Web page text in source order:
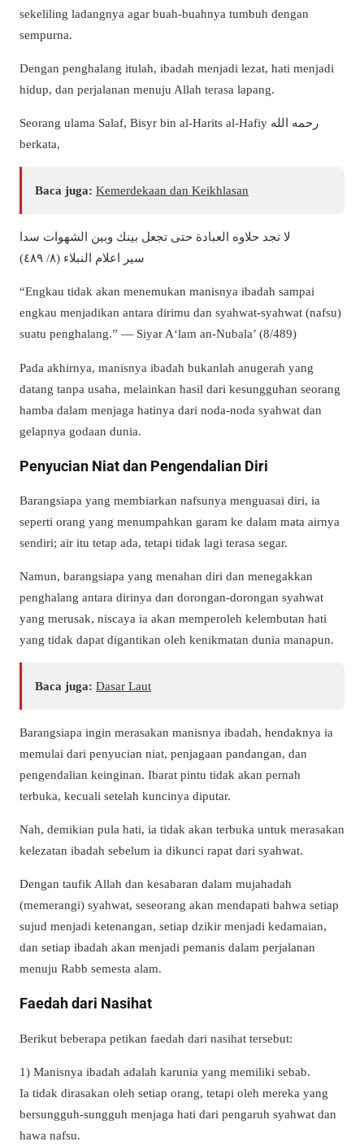
sekeliling ladangnya agar buah-buahnya tumbuh dengan
sempurna.
Dengan penghalang itulah, ibadah menjadi lezat, hati menjadi
hidup, dan perjalanan menuju Allah terasa lapang.
Seorang ulama Salaf, Bisyr bin al-Harits al-Hafiy رحمه الله
berkata,
Baca juga: Kemerdekaan dan Keikhlasan
لا تجد حلاوه العبادة حتى تجعل بينك وبين الشهوات سدا
سير اعلام النبلاء (٨/ ٤٨٩)
“Engkau tidak akan menemukan manisnya ibadah sampai
engkau menjadikan antara dirimu dan syahwat-syahwat (nafsu)
suatu penghalang.” — Siyar A‘lam an-Nubala’ (8/489)
Pada akhirnya, manisnya ibadah bukanlah anugerah yang
datang tanpa usaha, melainkan hasil dari kesungguhan seorang
hamba dalam menjaga hatinya dari noda-noda syahwat dan
gelapnya godaan dunia.
Penyucian Niat dan Pengendalian Diri
Barangsiapa yang membiarkan nafsunya menguasai diri, ia
seperti orang yang menumpahkan garam ke dalam mata airnya
sendiri; air itu tetap ada, tetapi tidak lagi terasa segar.
Namun, barangsiapa yang menahan diri dan menegakkan
penghalang antara dirinya dan dorongan-dorongan syahwat
yang merusak, niscaya ia akan memperoleh kelembutan hati
yang tidak dapat digantikan oleh kenikmatan dunia manapun.
Baca juga: Dasar Laut
Barangsiapa ingin merasakan manisnya ibadah, hendaknya ia
memulai dari penyucian niat, penjagaan pandangan, dan
pengendalian keinginan. Ibarat pintu tidak akan pernah
terbuka, kecuali setelah kuncinya diputar.
Nah, demikian pula hati, ia tidak akan terbuka untuk merasakan
kelezatan ibadah sebelum ia dikunci rapat dari syahwat.
Dengan taufik Allah dan kesabaran dalam mujahadah
(memerangi) syahwat, seseorang akan mendapati bahwa setiap
sujud menjadi ketenangan, setiap dzikir menjadi kedamaian,
dan setiap ibadah akan menjadi pemanis dalam perjalanan
menuju Rabb semesta alam.
Faedah dari Nasihat
Berikut beberapa petikan faedah dari nasihat tersebut:
1) Manisnya ibadah adalah karunia yang memiliki sebab.
Ia tidak dirasakan oleh setiap orang, tetapi oleh mereka yang
bersungguh-sungguh menjaga hati dari pengaruh syahwat dan
hawa nafsu.